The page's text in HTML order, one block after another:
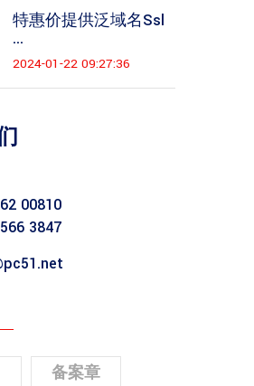
特惠价提供泛域名ssl
...
2024-01-22 09:27:36
00810
3847
备案章